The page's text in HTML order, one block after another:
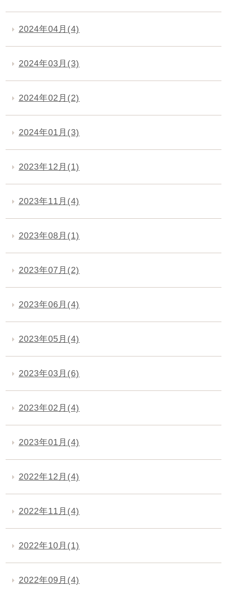
2024年04月(4)
2024年03月(3)
2024年02月(2)
2024年01月(3)
2023年12月(1)
2023年11月(4)
2023年08月(1)
2023年07月(2)
2023年06月(4)
2023年05月(4)
2023年03月(6)
2023年02月(4)
2023年01月(4)
2022年12月(4)
2022年11月(4)
2022年10月(1)
2022年09月(4)